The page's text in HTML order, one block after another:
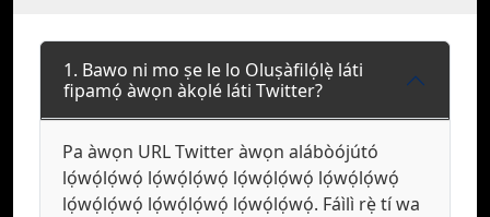
1. Bawo ni mo ṣe le lo Oluṣàfilọ́lẹ̀ láti
fipamọ́ àwọn àkọlé láti Twitter?
Pa àwọn URL Twitter àwọn alábòójútó
lọ́wọ́lọ́wọ́ lọ́wọ́lọ́wọ́ lọ́wọ́lọ́wọ́ lọ́wọ́lọ́wọ́
lọ́wọ́lọ́wọ́ lọ́wọ́lọ́wọ́ lọ́wọ́lọ́wọ́. Fáìlì rẹ̀ tí wa